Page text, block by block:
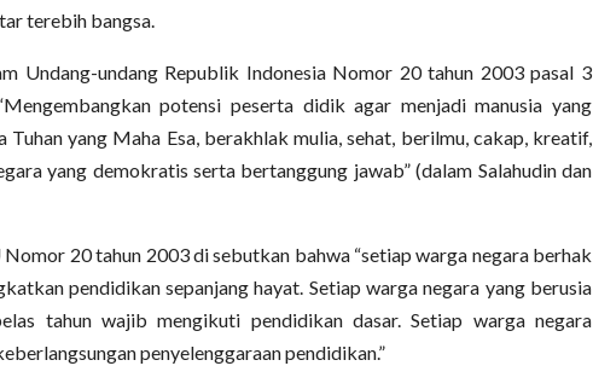
terebih bangsa.
Undang-undang Republik Indonesia Nomor 20 tahun 2003 pasal 3
potensi peserta didik agar menjadi manusia yang
yang Maha Esa, berakhlak mulia, sehat, berilmu, cakap, kreatif,
yang demokratis serta bertanggung jawab” (dalam Salahudin dan
20 tahun 2003 di sebutkan bahwa “setiap warga negara berhak
pendidikan sepanjang hayat. Setiap warga negara yang berusia
tahun wajib mengikuti pendidikan dasar. Setiap warga negara
penyelenggaraan pendidikan.”